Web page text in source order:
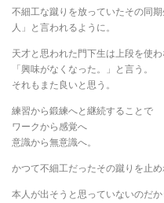
不細工な蹴りを放っていたその同
人」と言われるように。
天才と思われた門下生は上段を使わ
「興味がなくなった。」と言う。
それもまた良いと思う。
練習から鍛練へと継続することで
ワークから感覚へ
意識から無意識へ。
かつて不細工だったその蹴りを止め
本人が出そうと思っていないのだか